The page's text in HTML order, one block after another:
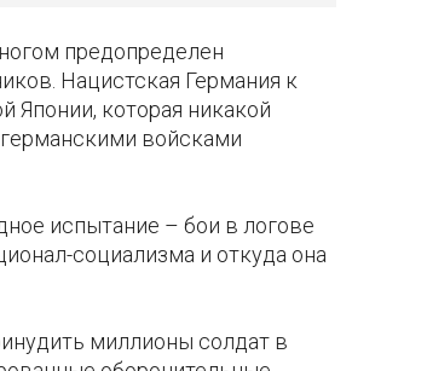
предопределен
Нацистская Германия к
Японии, которая никакой
войсками
испытание – бои в логове
социализма и откуда она
миллионы солдат в